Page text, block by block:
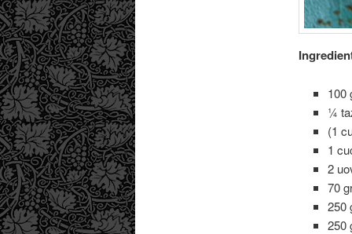
100
¼
(1
1
2
70
250
250